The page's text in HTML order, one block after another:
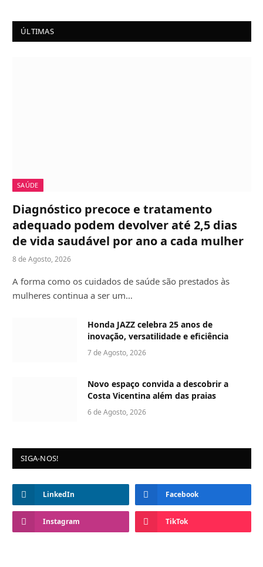
ÚLTIMAS
SAÚDE
Diagnóstico precoce e tratamento
adequado podem devolver até 2,5 dias
de vida saudável por ano a cada mulher
8 de Agosto, 2026
A forma como os cuidados de saúde são prestados às
mulheres continua a ser um…
Honda JAZZ celebra 25 anos de
inovação, versatilidade e eficiência
7 de Agosto, 2026
Novo espaço convida a descobrir a
Costa Vicentina além das praias
6 de Agosto, 2026
SIGA-NOS!
LinkedIn Facebook
Instagram TikTok